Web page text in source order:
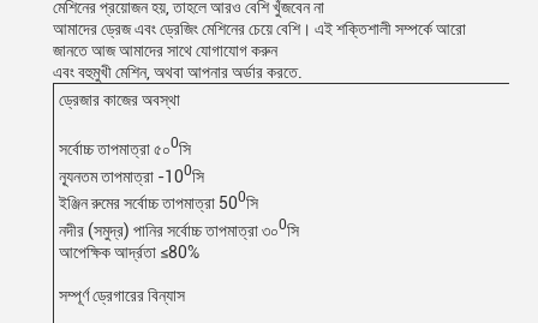
মেশিনের প্রয়োজন হয়, তাহলে আরও বেশি খুঁজবেন না
আমাদের ড্রেজ এবং ড্রেজিং মেশিনের চেয়ে বেশি। এই শক্তিশালী সম্পর্কে আরো
জানতে আজ আমাদের সাথে যোগাযোগ করুন
এবং বহুমুখী মেশিন, অথবা আপনার অর্ডার করতে.
ড্রেজার কাজের অবস্থা
সর্বোচ্চ তাপমাত্রা ৫০0সি
ন্যূনতম তাপমাত্রা -100সি
ইঞ্জিন রুমের সর্বোচ্চ তাপমাত্রা 500সি
নদীর (সমুদ্র) পানির সর্বোচ্চ তাপমাত্রা ৩০0সি
আপেক্ষিক আর্দ্রতা ≤80%
সম্পূর্ণ ড্রেগারের বিন্যাস